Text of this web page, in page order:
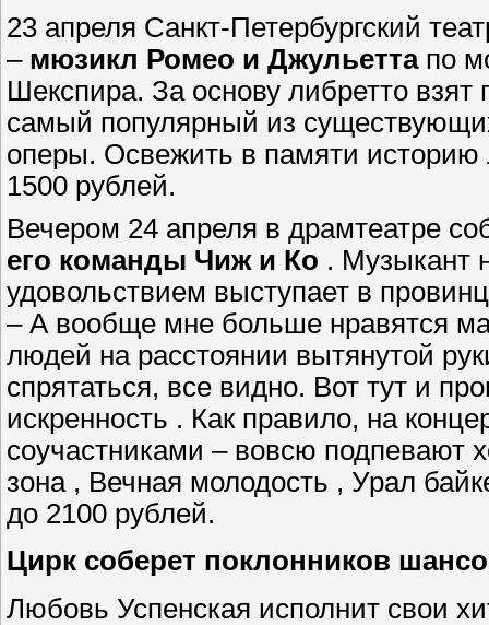
23 апреля Санкт-Петербургский
– мюзикл Ромео и Джульетта по
Шекспира. За основу либретто
самый популярный из
оперы. Освежить в памяти
1500 рублей.
Вечером 24 апреля в драмтеатре
его команды Чиж и Ко . Музыкант
удовольствием выступает в
– А вообще мне больше нравятся
людей на расстоянии вытянутой
спрятаться, все видно. Вот тут и
искренность . Как правило, на
соучастниками – вовсю подпевают
зона , Вечная молодость , Урал
до 2100 рублей.
Цирк соберет поклонников
Любовь Успенская исполнит свои